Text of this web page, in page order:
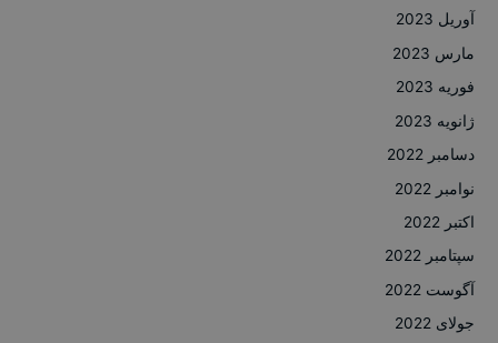
آوریل 2023
مارس 2023
فوریه 2023
ژانویه 2023
دسامبر 2022
نوامبر 2022
اکتبر 2022
سپتامبر 2022
آگوست 2022
جولای 2022